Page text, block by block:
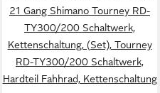
21 Gang Shimano Tourney RD-
TY300/200 Schaltwerk,
Kettenschaltung, (Set), Tourney
RD-TY300/200 Schaltwerk,
Hardteil Fahhrad, Kettenschaltung